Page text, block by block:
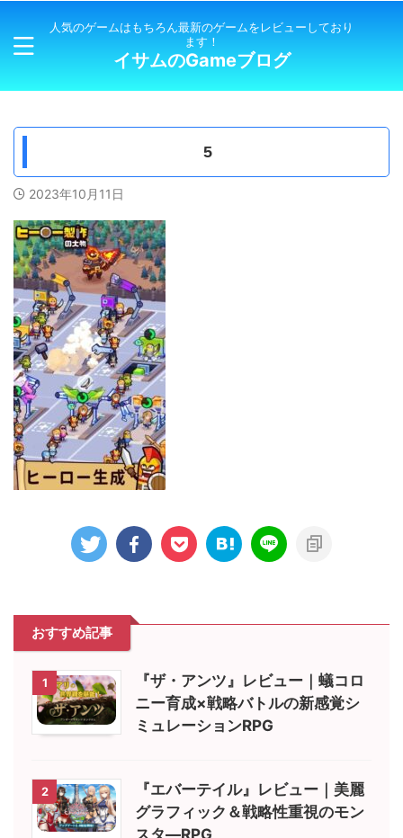
人気のゲームはもちろん最新のゲームをレビューしており
ます！
イサムのGameブログ
5
2023年10月11日
おすすめ記事
1
『ザ・アンツ』レビュー｜蟻コロ
ニー育成×戦略バトルの新感覚シ
ミュレーションRPG
2
『エバーテイル』レビュー｜美麗
グラフィック＆戦略性重視のモン
スタ―RPG